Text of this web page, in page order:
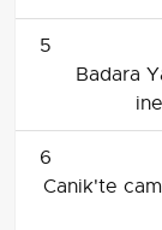
5
Badara
6
Canik'te